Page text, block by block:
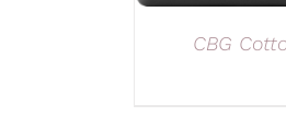
CBG